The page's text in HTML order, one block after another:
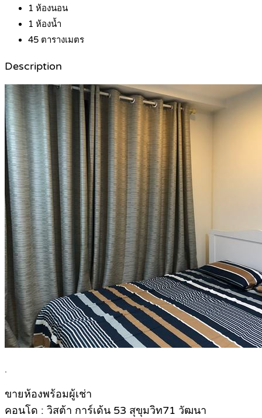
1 ห้องนอน
1 ห้องน้ำ
45 ตารางเมตร
Description
.
ขายห้องพร้อมผู้เช่า
คอนโด : วิสต้า การ์เด้น 53 สุขุมวิท71 วัฒนา